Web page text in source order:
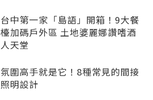
台中第一家「島語」開箱！9大餐
檯加碼戶外區 土地婆麗娜讚嗜酒
人天堂
氛圍高手就是它！8種常見的間接
照明設計